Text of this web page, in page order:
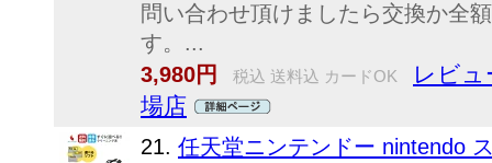
問い合わせ頂けましたら交換か全
す。...
3,980円
税込 送料込 カードOK
レビュ
場店
21. 任天堂ニンテンドー nintendo